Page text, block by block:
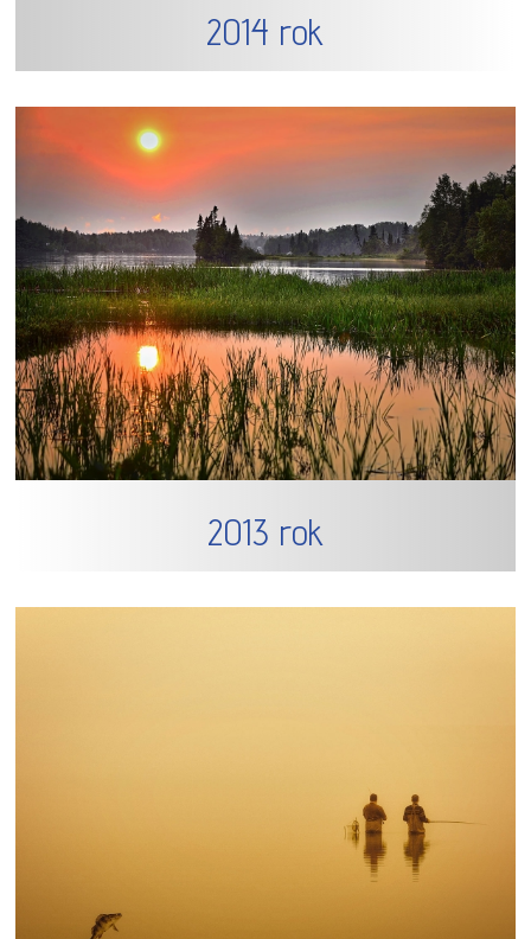
2014 rok
2013 rok